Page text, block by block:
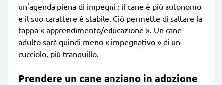
un'agenda piena di impegni ; il cane è più autonomo
e il suo carattere è stabile. Ciò permette di saltare la
tappa « apprendimento/educazione ». Un cane
adulto sarà quindi meno « impegnativo » di un
cucciolo, più tranquillo.
Prendere un cane anziano in adozione